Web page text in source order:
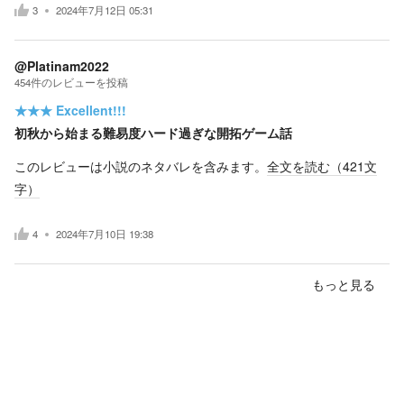
3 2024年7月12日 05:31
@Platinam2022
454件のレビューを投稿
★★★ Excellent!!!
初秋から始まる難易度ハード過ぎな開拓ゲーム話
このレビューは小説のネタバレを含みます。 全文を読む（421文
字）
4 2024年7月10日 19:38
もっと見る